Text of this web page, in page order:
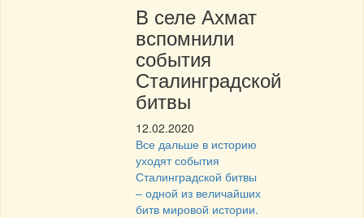
В селе Ахмат
вспомнили
события
Сталинградской
битвы
12.02.2020
Все дальше в историю
уходят события
Сталинградской битвы
– одной из величайших
битв мировой истории.